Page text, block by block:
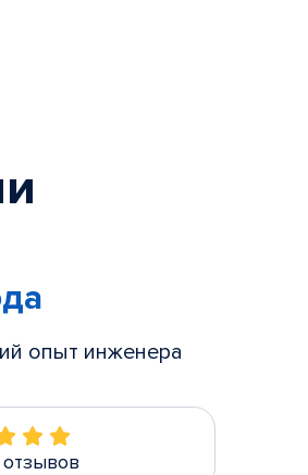
опыт инженера